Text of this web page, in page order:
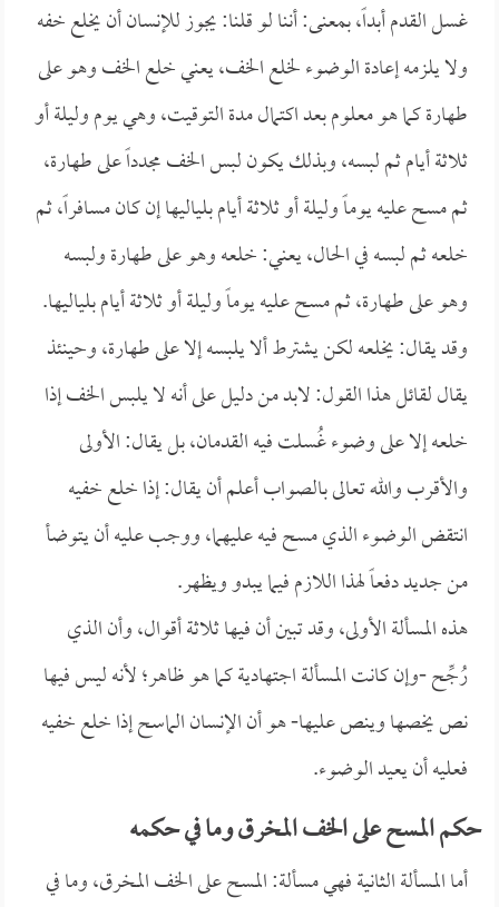
غسل القدم أبداً، بمعنى: أننا لو قلنا: يجوز للإنسان أن يخلع خفه
ولا يلزمه إعادة الوضوء لخلع الخف، يعني خلع الخف وهو على
طهارة كما هو معلوم بعد اكتمال مدة التوقيت، وهي يوم وليلة أو
ثلاثة أيام ثم لبسه، وبذلك يكون لبس الخف مجدداً على طهارة،
ثم مسح عليه يوماً وليلة أو ثلاثة أيام بلياليها إن كان مسافراً، ثم
خلعه ثم لبسه في الحال، يعني: خلعه وهو على طهارة ولبسه
وهو على طهارة، ثم مسح عليه يوماً وليلة أو ثلاثة أيام بلياليها.
وقد يقال: يخلعه لكن يشترط ألا يلبسه إلا على طهارة، وحينئذ
يقال لقائل هذا القول: لابد من دليل على أنه لا يلبس الخف إذا
خلعه إلا على وضوء غُسلت فيه القدمان، بل يقال: الأولى
والأقرب والله تعالى بالصواب أعلم أن يقال: إذا خلع خفيه
انتقض الوضوء الذي مسح فيه عليهما، ووجب عليه أن يتوضأ
من جديد دفعاً لهذا اللازم فيما يبدو ويظهر.
هذه المسألة الأولى، وقد تبين أن فيها ثلاثة أقوال، وأن الذي
رُجِّح -وإن كانت المسألة اجتهادية كما هو ظاهر؛ لأنه ليس فيها
نص يخصها وينص عليها- هو أن الإنسان الماسح إذا خلع خفيه
فعليه أن يعيد الوضوء.
حكم المسح على الخف المخرق وما في حكمه
أما المسألة الثانية فهي مسألة: المسح على الخف المخرق، وما في